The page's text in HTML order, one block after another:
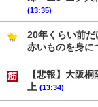
(13:35)
20年くらい前
赤いものを身に
【悲報】大阪
上 (13:34)